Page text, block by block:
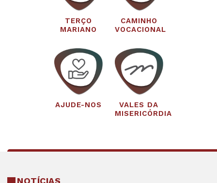
TERÇO
MARIANO
CAMINHO
VOCACIONAL
AJUDE-NOS
VALES DA
MISERICÓRDIA
NOTÍCIAS